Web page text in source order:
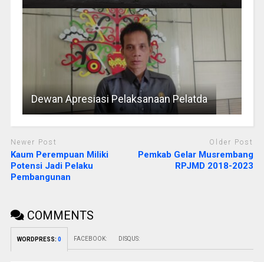
Dewan Apresiasi Pelaksanaan Pelatda
Newer Post
Kaum Perempuan Miliki
Potensi Jadi Pelaku
Pembangunan
Older Post
Pemkab Gelar Musrembang
RPJMD 2018-2023
COMMENTS
WORDPRESS: 0 FACEBOOK: DISQUS: